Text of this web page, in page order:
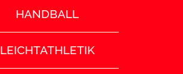
HANDBALL
LEICHTATHLETIK